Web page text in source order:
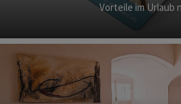
Vorteile im Urlaub